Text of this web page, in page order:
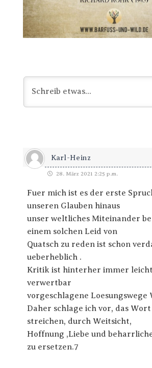
Karl-Heinz
28. März 2021 2:25 p.m.
Fuer mich ist es der erste
unseren Glauben hinaus
unser weltliches Miteinander
einem solchen Leid von
Quatsch zu reden ist schon
ueberheblich .
Kritik ist hinterher immer
verwertbar
vorgeschlagene Loesungswege
Daher schlage ich vor, das Wort
streichen, durch Weitsicht,
Hoffnung ,Liebe und
zu ersetzen.7